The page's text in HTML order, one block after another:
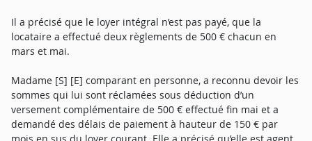
Il a précisé que le loyer intégral n’est pas payé, que la
locataire a effectué deux règlements de 500 € chacun en
mars et mai.
Madame [S] [E] comparant en personne, a reconnu devoir les
sommes qui lui sont réclamées sous déduction d’un
versement complémentaire de 500 € effectué fin mai et a
demandé des délais de paiement à hauteur de 150 € par